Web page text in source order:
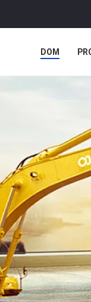
DOM
PRZYPADKI